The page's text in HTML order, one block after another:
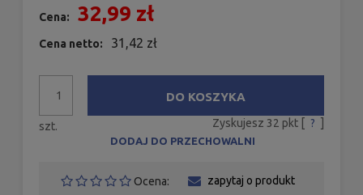
Cena: 32,99 zł
Cena netto: 31,42 zł
szt.
DO KOSZYKA
Zyskujesz 32 pkt [ ? ]
DODAJ DO PRZECHOWALNI
Ocena:
zapytaj o produkt